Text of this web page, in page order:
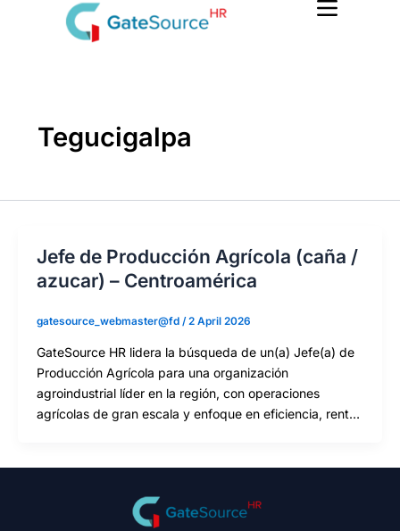
Tegucigalpa
Jefe de Producción Agrícola (caña /
azucar) – Centroamérica
gatesource_webmaster@fd /2 April 2026
GateSource HR lidera la búsqueda de un(a) Jefe(a) de
Producción Agrícola para una organización
agroindustrial líder en la región, con operaciones
agrícolas de gran escala y enfoque en eficiencia, rent…